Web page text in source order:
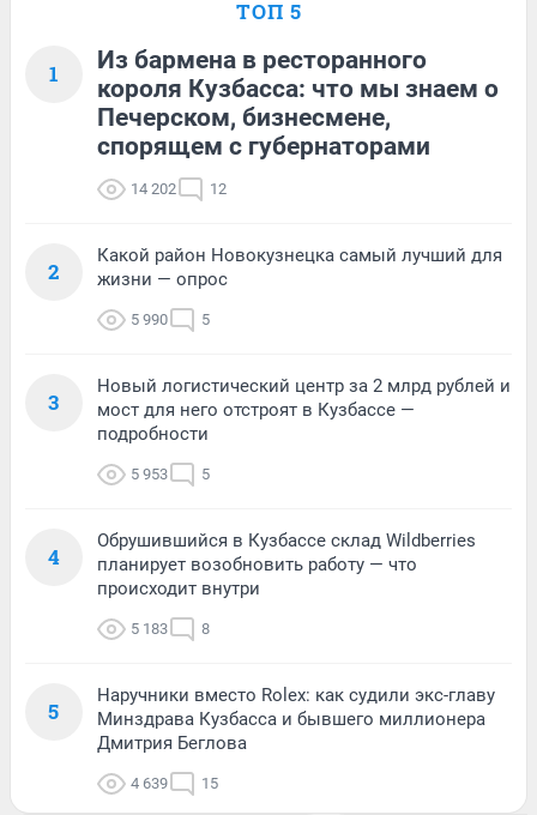
ТОП 5
1
Из бармена в ресторанного
короля Кузбасса: что мы знаем о
Печерском, бизнесмене,
спорящем с губернаторами
14 202 12
2
Какой район Новокузнецка самый лучший для
жизни — опрос
5 990 5
3
Новый логистический центр за 2 млрд рублей и
мост для него отстроят в Кузбассе —
подробности
5 953 5
4
Обрушившийся в Кузбассе склад Wildberries
планирует возобновить работу — что
происходит внутри
5 183 8
5
Наручники вместо Rolex: как судили экс-главу
Минздрава Кузбасса и бывшего миллионера
Дмитрия Беглова
4 639 15